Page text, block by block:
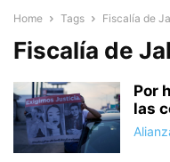
Home Tags Fiscalía de
Fiscalía de
Por
las